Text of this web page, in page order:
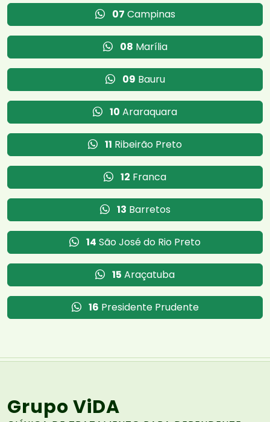
07 Campinas
08 Marília
09 Bauru
10 Araraquara
11 Ribeirão Preto
12 Franca
13 Barretos
14 São José do Rio Preto
15 Araçatuba
16 Presidente Prudente
Grupo ViDA